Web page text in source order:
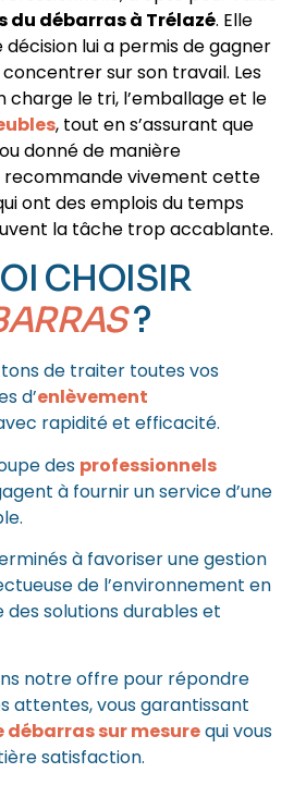
du débarras à Trélazé. Elle
lui a permis de gagner
sur son travail. Les
charge le tri, l’emballage et le
, tout en s’assurant que
donné de manière
recommande vivement cette
ont des emplois du temps
la tâche trop accablante.
CHOISIR
?
de traiter toutes vos
d’enlèvement
rapidité et efficacité.
des professionnels
à fournir un service d’une
à favoriser une gestion
de l’environnement en
solutions durables et
notre offre pour répondre
attentes, vous garantissant
débarras sur mesurequi vous
satisfaction.